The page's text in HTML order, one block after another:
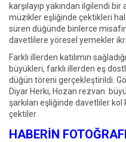
karşılayıp yakından ilgilendi
müzikler eşliğinde çektikleri
süren düğünde binlerce
davetlilere yöresel yemekler
Farklı illerden katılımın
büyükleri, farklı illerden eş
düğün töreni gerçekleştirildi.
Diyar Herki, Hozan rezvan
şarkıları eşliğinde davetliler
çektiler.
HABERİN